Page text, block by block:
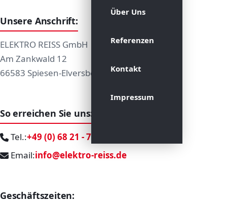
Über Uns
Referenzen
Kontakt
Impressum
Unsere Anschrift:
ELEKTRO REISS GmbH
Am Zankwald 12
66583 Spiesen-Elversberg
So erreichen Sie uns:
Tel.:+49 (0) 68 21 - 7 11 10
Email:info@elektro-reiss.de
Geschäftszeiten: